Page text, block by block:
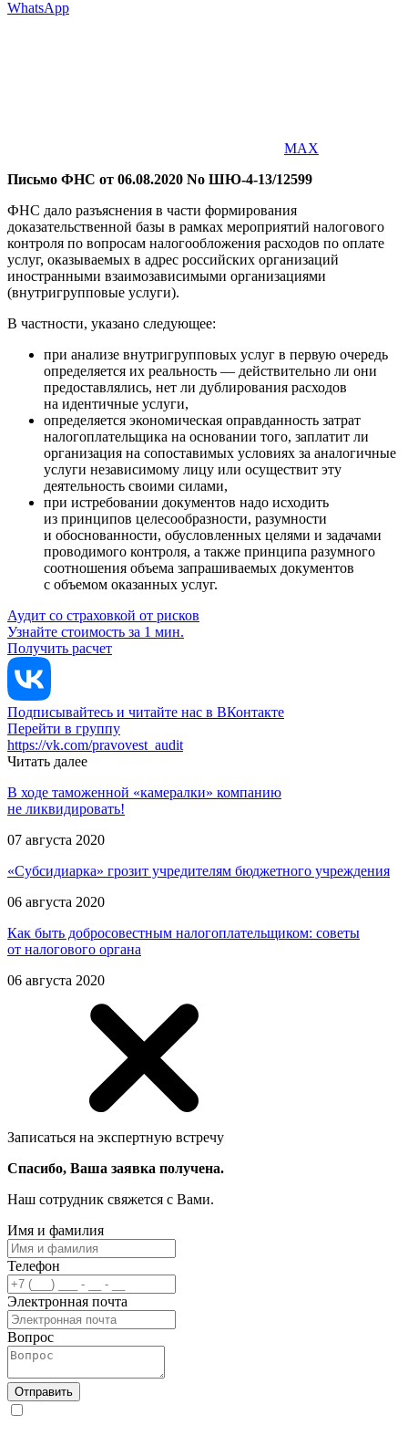
WhatsApp
MAX
Письмо ФНС от 06.08.2020 No ШЮ-4-13/12599
ФНС дало разъяснения в части формирования
доказательственной базы в рамках мероприятий налогового
контроля по вопросам налогообложения расходов по оплате
услуг, оказываемых в адрес российских организаций
иностранными взаимозависимыми организациями
(внутригрупповые услуги).
В частности, указано следующее:
при анализе внутригрупповых услуг в первую очередь
определяется их реальность — действительно ли они
предоставлялись, нет ли дублирования расходов
на идентичные услуги,
определяется экономическая оправданность затрат
налогоплательщика на основании того, заплатит ли
организация на сопоставимых условиях за аналогичные
услуги независимому лицу или осуществит эту
деятельность своими силами,
при истребовании документов надо исходить
из принципов целесообразности, разумности
и обоснованности, обусловленных целями и задачами
проводимого контроля, а также принципа разумного
соотношения объема запрашиваемых документов
с объемом оказанных услуг.
Аудит со страховкой от рисков
Узнайте стоимость за 1 мин.
Получить расчет
Подписывайтесь и читайте нас в ВКонтакте
Перейти в группу
https://vk.com/pravovest_audit
Читать далее
В ходе таможенной «камералки» компанию
не ликвидировать!
07 августа 2020
«Субсидиарка» грозит учредителям бюджетного учреждения
06 августа 2020
Как быть добросовестным налогоплательщиком: советы
от налогового органа
06 августа 2020
Записаться на экспертную встречу
Спасибо, Ваша заявка получена.
Наш сотрудник свяжется с Вами.
Имя и фамилия
Телефон
Электронная почта
Вопрос
Отправить